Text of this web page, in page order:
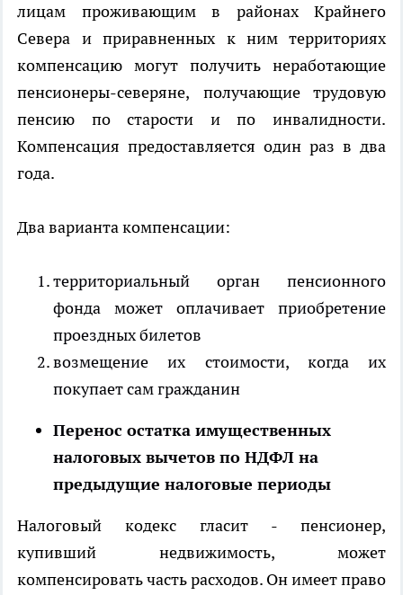
лицам проживающим в районах Крайнего
Севера и приравненных к ним территориях
компенсацию могут получить неработающие
пенсионеры-северяне, получающие трудовую
пенсию по старости и по инвалидности.
Компенсация предоставляется один раз в два
года.
Два варианта компенсации:
территориальный орган пенсионного
фонда может оплачивает приобретение
проездных билетов
возмещение их стоимости, когда их
покупает сам гражданин
Перенос остатка имущественных
налоговых вычетов по НДФЛ на
предыдущие налоговые периоды
Налоговый кодекс гласит - пенсионер,
купивший недвижимость, может
компенсировать часть расходов. Он имеет право